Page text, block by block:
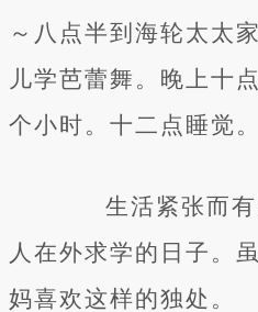
～八点半到海轮太太
儿学芭蕾舞。晚上十
个小时。十二点睡觉。
生活紧张而有
人在外求学的日子。
妈喜欢这样的独处。